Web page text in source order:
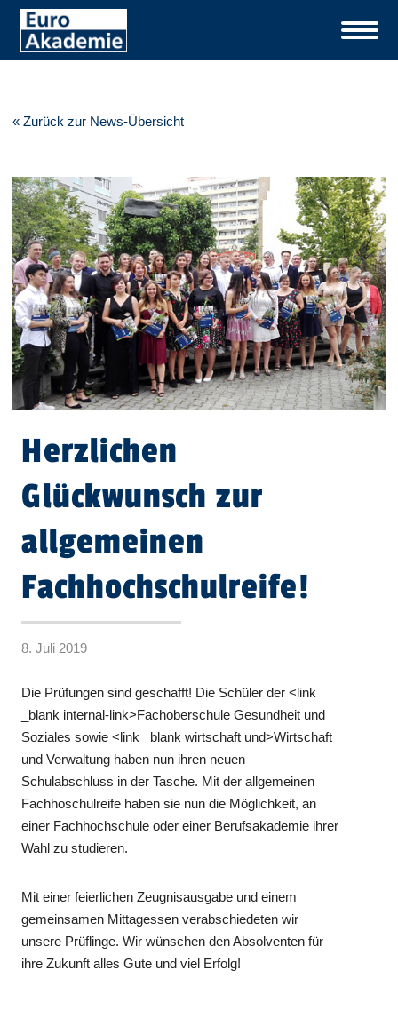
« Zurück zur News-Übersicht
Herzlichen
Glückwunsch zur
allgemeinen
Fachhochschulreife!
8. Juli 2019
Die Prüfungen sind geschafft! Die Schüler der <link
_blank internal-link>Fachoberschule Gesundheit und
Soziales sowie <link _blank wirtschaft und>Wirtschaft
und Verwaltung haben nun ihren neuen
Schulabschluss in der Tasche. Mit der allgemeinen
Fachhoschulreife haben sie nun die Möglichkeit, an
einer Fachhochschule oder einer Berufsakademie ihrer
Wahl zu studieren.
Mit einer feierlichen Zeugnisausgabe und einem
gemeinsamen Mittagessen verabschiedeten wir
unsere Prüflinge. Wir wünschen den Absolventen für
ihre Zukunft alles Gute und viel Erfolg!